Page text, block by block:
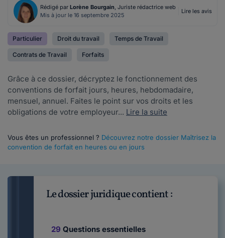
Le dossier juridique contient :
29 Questions essentielles
Rédigé par Lorène Bourgain, Juriste rédactrice web
Mis à jour le 16 septembre 2025
Lire les avis
Particulier Droit du travail Temps de Travail
Contrats de Travail Forfaits
Grâce à ce dossier, décryptez le fonctionnement des
conventions de forfait jours, heures, hebdomadaire,
mensuel, annuel. Faites le point sur vos droits et les
obligations de votre employeur... Lire la suite
Vous êtes un professionnel ? Découvrez notre dossier Maîtrisez la
convention de forfait en heures ou en jours